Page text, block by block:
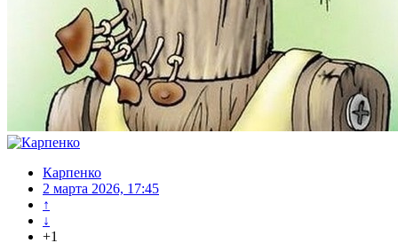
Карпенко
2 марта 2026, 17:45
↑
↓
+1